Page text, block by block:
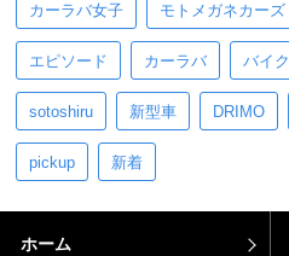
カーラバ女子 モトメガネカーズ
エピソード カーラバ バイク
sotoshiru 新型車 DRIMO
pickup 新着
ホーム